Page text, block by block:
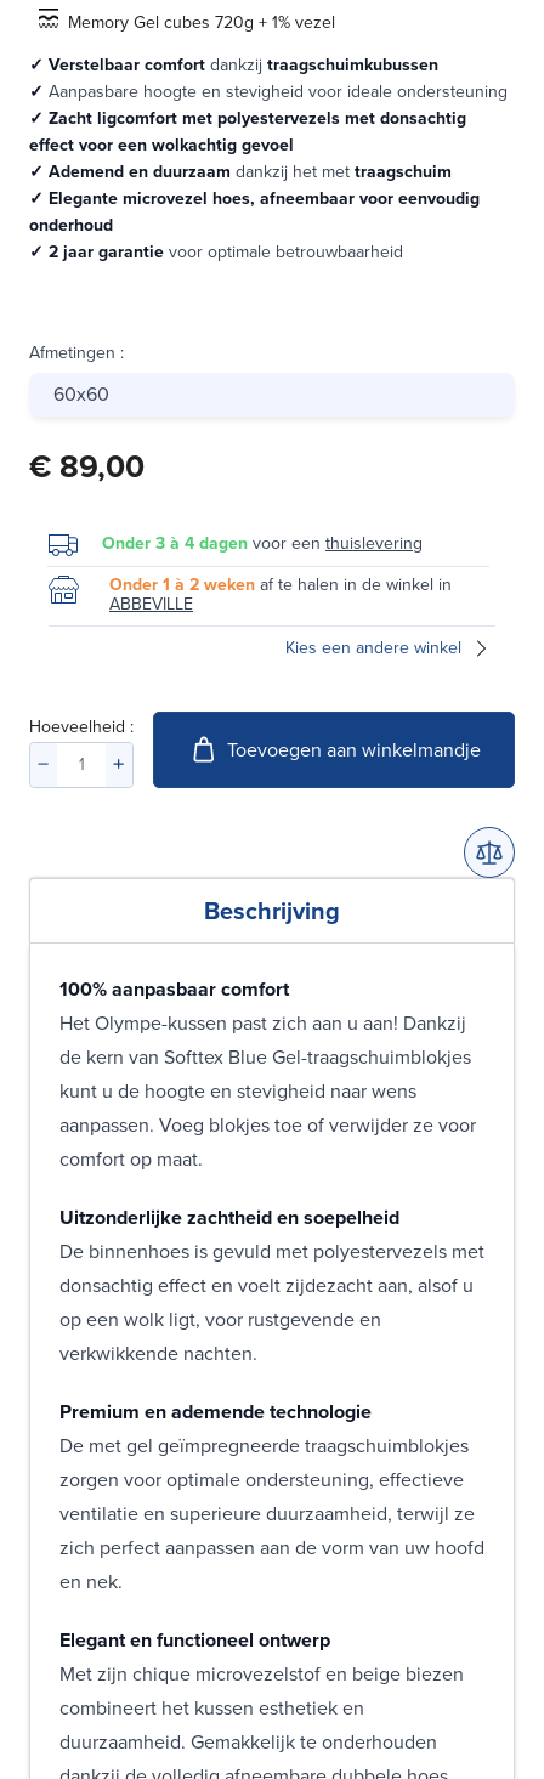
Memory Gel cubes 720g + 1% vezel
✓ Verstelbaar comfortdankzijtraagschuimkubussen
✓ Aanpasbare hoogte en stevigheid voor ideale ondersteuning
✓ Zacht ligcomfort met polyestervezels met donsachtig
effect voor een wolkachtig gevoel
✓ Ademend en duurzaam dankzij het mettraagschuim
✓ Elegante microvezel hoes, afneembaar voor eenvoudig
onderhoud
✓ 2 jaar garantievoor optimale betrouwbaarheid
Afmetingen :
60x60
€ 89,00
Onder 3 à 4 dagenvoor een thuislevering
Onder 1 à 2 wekenaf te halen in de winkel in
ABBEVILLE
Kies een andere winkel
Hoeveelheid :
Toevoegen aan winkelmandje
Beschrijving
100% aanpasbaar comfort
Het Olympe-kussen past zich aan u aan! Dankzij
de kern van Softtex Blue Gel-traagschuimblokjes
kunt u de hoogte en stevigheid naar wens
aanpassen. Voeg blokjes toe of verwijder ze voor
comfort op maat.
Uitzonderlijke zachtheid en soepelheid
De binnenhoes is gevuld met polyestervezels met
donsachtig effect en voelt zijdezacht aan, alsof u
op een wolk ligt, voor rustgevende en
verkwikkende nachten.
Premium en ademende technologie
De met gel geïmpregneerde traagschuimblokjes
zorgen voor optimale ondersteuning, effectieve
ventilatie en superieure duurzaamheid, terwijl ze
zich perfect aanpassen aan de vorm van uw hoofd
en nek.
Elegant en functioneel ontwerp
Met zijn chique microvezelstof en beige biezen
combineert het kussen esthetiek en
duurzaamheid. Gemakkelijk te onderhouden